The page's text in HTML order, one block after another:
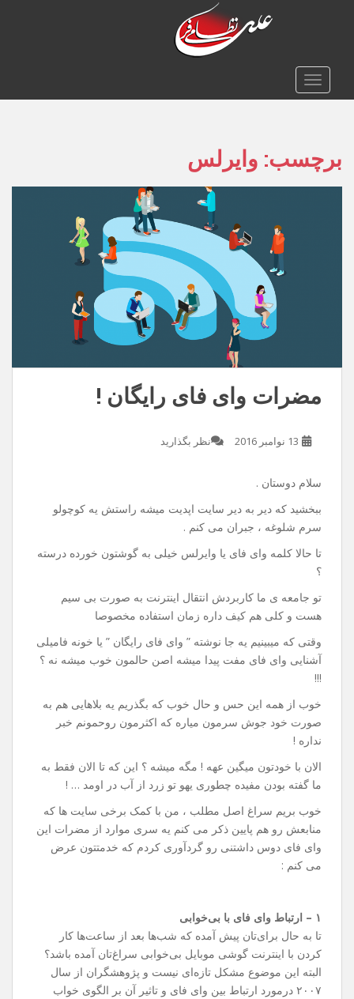
o
TOGGLE NAVIGATION
برچسب: وایرلس
مضرات وای فای رایگان !
13 نوامبر 2016 نظر بگذارید
سلام دوستان .
ببخشید که دیر به دیر سایت اپدیت میشه راستش یه کوچولو
سرم شلوغه ، جبران می کنم .
تا حالا کلمه وای فای یا وایرلس خیلی به گوشتون خورده درسته
؟
تو جامعه ی ما کاربردش انتقال اینترنت به صورت بی سیم
هست و کلی هم کیف داره زمان استفاده مخصوصا
وقتی که میبینیم یه جا نوشته ” وای فای رایگان ” یا خونه فامیلی
آشنایی وای فای مفت پیدا میشه اصن حالمون خوب میشه نه ؟
!!!
خوب از همه این حس و حال خوب که بگذریم یه بلاهایی هم به
صورت خود جوش سرمون میاره که اکثرمون روحمونم خبر
نداره !
الان با خودتون میگین عهه ! مگه میشه ؟ این که تا الان فقط به
ما گفته بودن مفیده چطوری یهو تو زرد از آب در اومد … !
خوب بریم سراغ اصل مطلب ، من با کمک برخی سایت ها که
منابعش رو هم پایین ذکر می کنم یه سری موارد از مضرات این
وای فای دوس داشتنی رو گردآوری کردم که خدمتتون عرض
می کنم :
۱ – ارتباط وای فای با بی‌خوابی
تا به حال برای‌تان پیش آمده که شب‌ها بعد از ساعت‌ها کار
کردن با اینترنت گوشی موبایل بی‌خوابی سراغ‌تان آمده باشد؟
البته این موضوع مشکل تازه‌ای نیست و پژوهشگران از سال
۲۰۰۷ درمورد ارتباط بین وای فای و تاثیر آن بر الگوی خواب